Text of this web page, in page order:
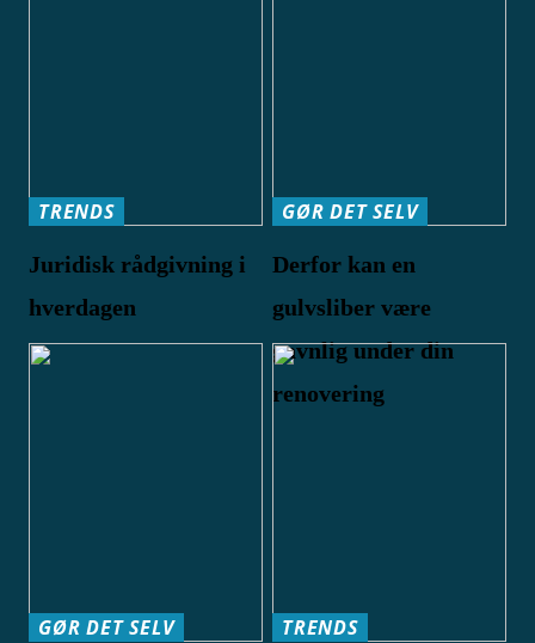
TRENDS
Juridisk rådgivning i
hverdagen
GØR DET SELV
Derfor kan en
gulvsliber være
gavnlig under din
renovering
GØR DET SELV TRENDS